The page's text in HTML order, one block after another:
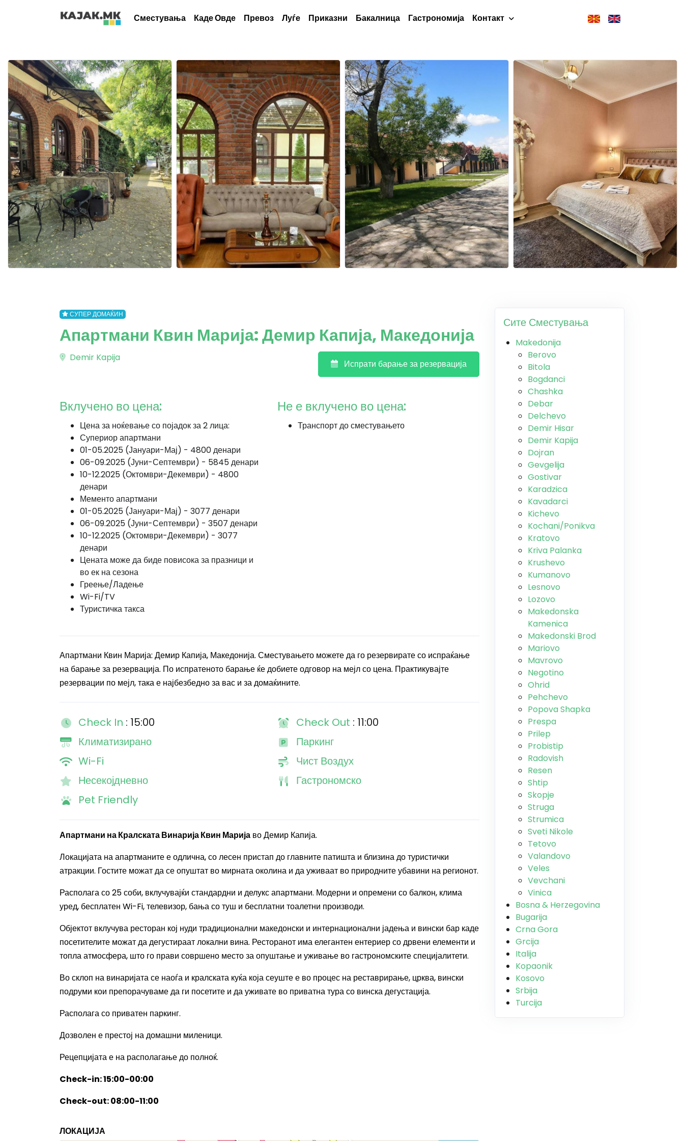
Сместувања Каде Овде Превоз Луѓе Приказни Бакалница Гастрономија Контакт
СУПЕР ДОМАЌИН
Апартмани Квин Марија: Демир Капија, Македонија
Demir Kapija
Испрати барање за резервација
Вклучено во цена:
Цена за ноќевање со појадок за 2 лица:
Супериор апартмани
01-05.2025 (Јануари-Мај) - 4800 денари
06-09.2025 (Јуни-Септември) - 5845 денари
10-12.2025 (Октомври-Декември) - 4800
денари
Мементо апартмани
01-05.2025 (Јануари-Мај) - 3077 денари
06-09.2025 (Јуни-Септември) - 3507 денари
10-12.2025 (Октомври-Декември) - 3077
денари
Цената може да биде повисока за празници и
во ек на сезона
Греење/Ладење
Wi-Fi/TV
Туристичка такса
Не е вклучено во цена:
Транспорт до сместувањето
Апартмани Квин Марија: Демир Капија, Македонија. Сместувањето можете да го резервирате со испраќање
на барање за резервација. По испратеното барање ќе добиете одговор на мејл со цена. Практикувајте
резервации по мејл, така е најбезбедно за вас и за домаќините.
Check In : 15:00 Check Out : 11:00
Климатизирано
Паркинг
Wi-Fi
Чист Воздух
Несекојдневно
Гастрономско
Pet Friendly
Апартмани на Кралската Винарија Квин Марија во Демир Капија.
Локацијата на апартманите е одлична, со лесен пристап до главните патишта и близина до туристички
атракции. Гостите можат да се опуштат во мирната околина и да уживаат во природните убавини на регионот.
Располага со 25 соби, вклучувајќи стандардни и делукс апартмани. Модерни и опремени со балкон, клима
уред, бесплатен Wi-Fi, телевизор, бања со туш и бесплатни тоалетни производи.
Објектот вклучува ресторан кој нуди традиционални македонски и интернационални јадења и вински бар каде
посетителите можат да дегустираат локални вина. Ресторанот има елегантен ентериер со дрвени елементи и
топла атмосфера, што го прави совршено место за опуштање и уживање во гастрономските специјалитети.
Во склоп на винаријата се наоѓа и кралската куќа која сеуште е во процес на реставрирање, црква, вински
подруми кои препорачуваме да ги посетите и да уживате во приватна тура со винска дегустација.
Располага со приватен паркинг.
Дозволен е престој на домашни миленици.
Рецепцијата е на располагање до полноќ.
Check-in: 15:00-00:00
Check-out: 08:00-11:00
ЛОКАЦИЈА
Сите Сместувања
Makedonija
Berovo
Bitola
Bogdanci
Chashka
Debar
Delchevo
Demir Hisar
Demir Kapija
Dojran
Gevgelija
Gostivar
Karadzica
Kavadarci
Kichevo
Kochani/Ponikva
Kratovo
Kriva Palanka
Krushevo
Kumanovo
Lesnovo
Lozovo
Makedonska
Kamenica
Makedonski Brod
Mariovo
Mavrovo
Negotino
Ohrid
Pehchevo
Popova Shapka
Prespa
Prilep
Probistip
Radovish
Resen
Shtip
Skopje
Struga
Strumica
Sveti Nikole
Tetovo
Valandovo
Veles
Vevchani
Vinica
Bosna & Herzegovina
Bugarija
Crna Gora
Grcija
Italija
Kopaonik
Kosovo
Srbija
Turcija